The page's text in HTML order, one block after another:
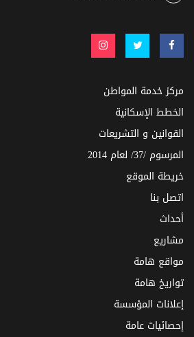
مركز خدمة المواطن
الخطط الإسكانية
القوانين و التشريعات
المرسوم /37/ لعام 2014
خريطة الموقع
اتصل بنا
أحداث
مشاريع
مواقع هامة
تواريخ هامة
إعلانات المؤسسة
إحصائيات عامة